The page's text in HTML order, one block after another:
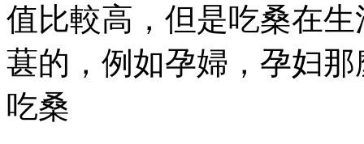
值比較高，但是吃桑
葚的 ，例如孕婦，孕
吃桑